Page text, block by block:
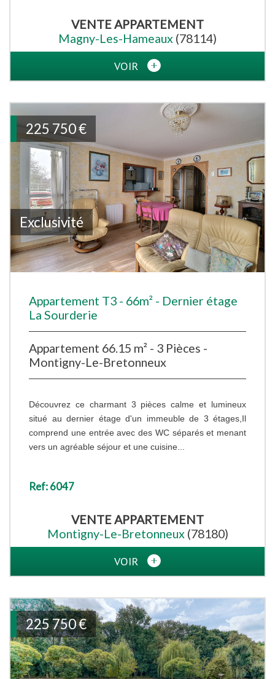
VENTE APPARTEMENT
Magny-Les-Hameaux (78114)
VOIR
Exclusivité
225 750€
Appartement T3 - 66m² - Dernier étage
La Sourderie
Appartement 66.15 m² - 3 Pièces -
Montigny-Le-Bretonneux
Découvrez ce charmant 3 pièces calme et lumineux
situé au dernier étage d'un immeuble de 3 étages,Il
comprend une entrée avec des WC séparés et menant
vers un agréable séjour et une cuisine...
Ref: 6047
VENTEAPPARTEMENT
Montigny-Le-Bretonneux (78180)
VOIR
225 750€